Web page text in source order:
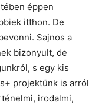
éppen
itthon. De
Sajnos a
bizonyult, de
s egy kis
projektünk is arról
irodalmi,